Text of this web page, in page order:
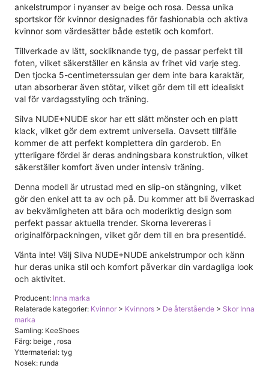
ankelstrumpor i nyanser av beige och rosa. Dessa unika
sportskor för kvinnor designades för fashionabla och aktiva
kvinnor som värdesätter både estetik och komfort.
Tillverkade av lätt, sockliknande tyg, de passar perfekt till
foten, vilket säkerställer en känsla av frihet vid varje steg.
Den tjocka 5-centimeterssulan ger dem inte bara karaktär,
utan absorberar även stötar, vilket gör dem till ett idealiskt
val för vardagsstyling och träning.
Silva NUDE+NUDE skor har ett slätt mönster och en platt
klack, vilket gör dem extremt universella. Oavsett tillfälle
kommer de att perfekt komplettera din garderob. En
ytterligare fördel är deras andningsbara konstruktion, vilket
säkerställer komfort även under intensiv träning.
Denna modell är utrustad med en slip-on stängning, vilket
gör den enkel att ta av och på. Du kommer att bli överraskad
av bekvämligheten att bära och moderiktig design som
perfekt passar aktuella trender. Skorna levereras i
originalförpackningen, vilket gör dem till en bra presentidé.
Vänta inte! Välj Silva NUDE+NUDE ankelstrumpor och känn
hur deras unika stil och komfort påverkar din vardagliga look
och aktivitet.
Producent: Inna marka
Relaterade kategorier: Kvinnor > Kvinnors > De återstående > Skor Inna
marka
Samling: KeeShoes
Färg: beige , rosa
Yttermaterial: tyg
Nosek: runda